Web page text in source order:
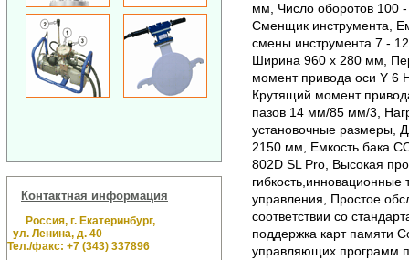
Контактная информация
Россия, г. Екатеринбург,
ул. Ленина, д. 40
Тел./факс: +7 (343) 337896
мм, Число оборотов 100
Сменщик инструмента,
смены инструмента 7 -
Ширина 960 x 280 мм,
момент привода оси Y
Крутящий момент
пазов 14 мм/85 мм/3,
установочные размеры,
2150 мм, Емкость бака
802D SL Pro, Высокая
гибкость,инновационные
управления, Простое
соответствии со
поддержка карт памяти
управляющих программ